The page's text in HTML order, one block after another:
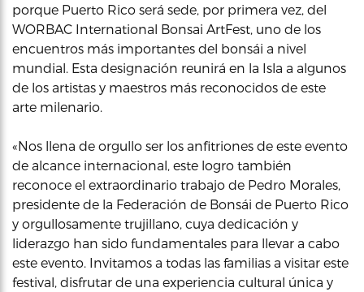
porque Puerto Rico será sede, por primera vez, del
WORBAC International Bonsai ArtFest, uno de los
encuentros más importantes del bonsái a nivel
mundial. Esta designación reunirá en la Isla a algunos
de los artistas y maestros más reconocidos de este
arte milenario.
«Nos llena de orgullo ser los anfitriones de este evento
de alcance internacional, este logro también
reconoce el extraordinario trabajo de Pedro Morales,
presidente de la Federación de Bonsái de Puerto Rico
y orgullosamente trujillano, cuya dedicación y
liderazgo han sido fundamentales para llevar a cabo
este evento. Invitamos a todas las familias a visitar este
festival, disfrutar de una experiencia cultural única y